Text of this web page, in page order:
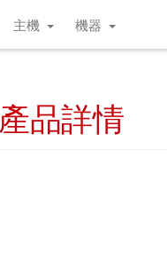
主機 機器
產品詳情